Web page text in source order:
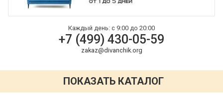
Каждый день: с 9:00 до 20:00
+7 (499) 430-05-59
zakaz@divanchik.org
ПОКАЗАТЬ КАТАЛОГ